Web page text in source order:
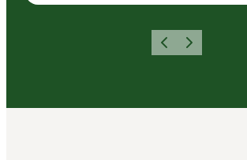
ForrigeNæste